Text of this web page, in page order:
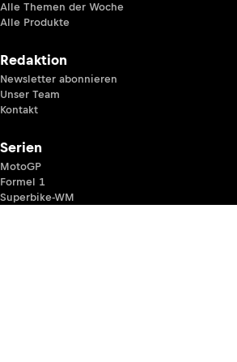
Alle Themen der Woche
Alle Produkte
Redaktion
Newsletter abonnieren
Unser Team
Kontakt
Serien
MotoGP
Formel 1
Superbike-WM